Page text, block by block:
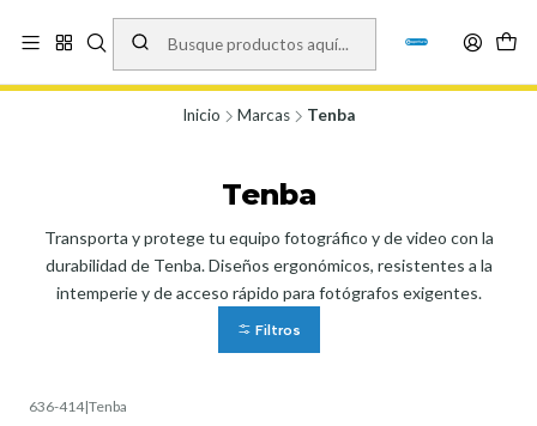
Vísita nuestro local en Los Agustinos 5478, Ñuñoa. Lunes a Viernes 9.30 a
19.00, Sábados 10:00 a 19:00 y Domingos de 10:00 a 17:00
Inicio Marcas Tenba
Tenba
Transporta y protege tu equipo fotográfico y de video con la
durabilidad de Tenba. Diseños ergonómicos, resistentes a la
intemperie y de acceso rápido para fotógrafos exigentes.
Filtros
636-414|Tenba